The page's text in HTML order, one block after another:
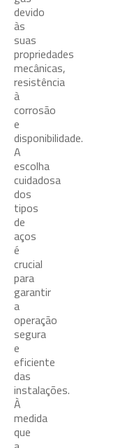
devido
às
suas
propriedades
mecânicas,
resistência
à
corrosão
e
disponibilidade.
A
escolha
cuidadosa
dos
tipos
de
aços
é
crucial
para
garantir
a
operação
segura
e
eficiente
das
instalações.
À
medida
que